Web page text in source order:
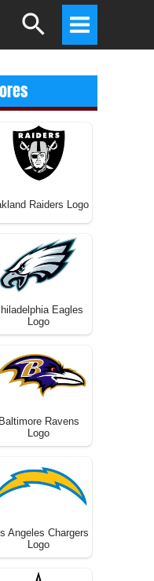
Search
Main
Menu
Raiders Logo
Eagles
Logo
Baltimore Ravens
Logo
Angeles Chargers
Logo